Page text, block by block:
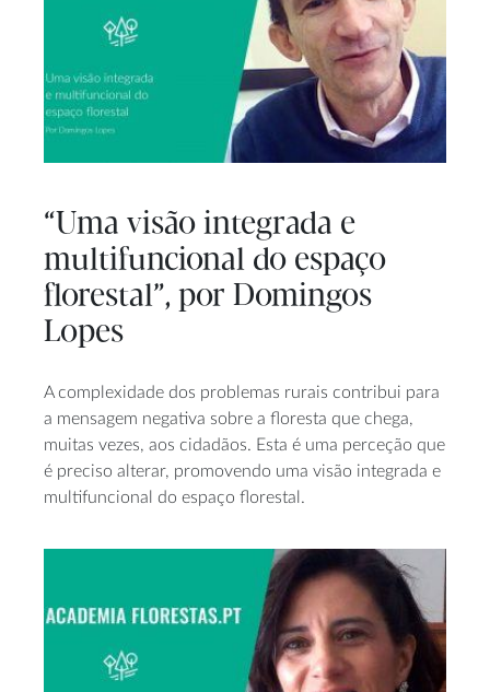
“Uma visão integrada e
multifuncional do espaço
florestal”, por Domingos
Lopes
A complexidade dos problemas rurais contribui para
a mensagem negativa sobre a floresta que chega,
muitas vezes, aos cidadãos. Esta é uma perceção que
é preciso alterar, promovendo uma visão integrada e
multifuncional do espaço florestal.